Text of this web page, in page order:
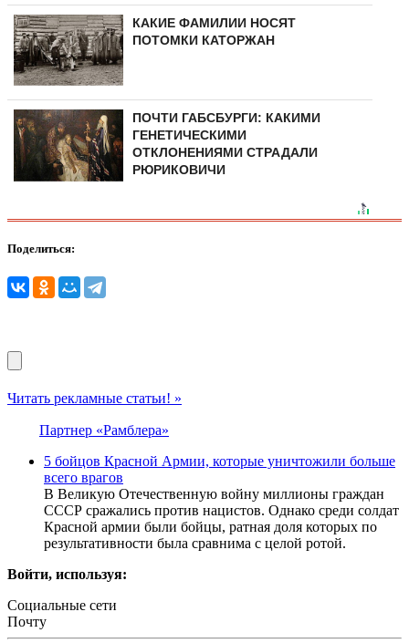
КАКИЕ ФАМИЛИИ НОСЯТ
ПОТОМКИ КАТОРЖАН
ПОЧТИ ГАБСБУРГИ: КАКИМИ
ГЕНЕТИЧЕСКИМИ
ОТКЛОНЕНИЯМИ СТРАДАЛИ
РЮРИКОВИЧИ
Поделиться:
Читать рекламные статьи! »
Партнер «Рамблера»
5 бойцов Красной Армии, которые уничтожили больше
всего врагов
В Великую Отечественную войну миллионы граждан
СССР сражались против нацистов. Однако среди солдат
Красной армии были бойцы, ратная доля которых по
результативности была сравнима с целой ротой.
Войти, используя:
Социальные сети
Почту